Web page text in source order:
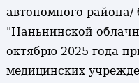
автономного
"Наньнинской
октябрю 2025 года
медицинских